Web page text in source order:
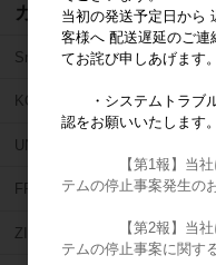
カテゴリ
SmileLine（スマイルライン）
KOHLER（コーラー）
UNITED DENTAL GROUP（
FRAG REMOVER（フラグリ
ZIPPERER (ジッペラー)
当初の発送予定日から
客様へ 配送遅延のご
てお詫び申しあげます。
・システムトラブル
認をお願いいたします。
【第1報】当
テムの停止事案発生の
【第2報】当
テムの停止事案に関す